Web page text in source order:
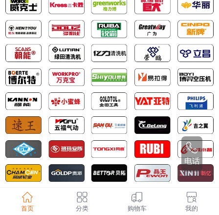
电话
产品分类
首页 分类 购物车 我的